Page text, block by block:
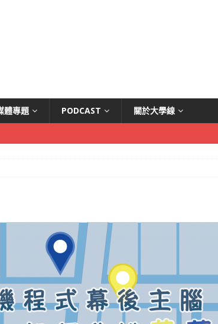
體專題 PODCAST 關於大學線